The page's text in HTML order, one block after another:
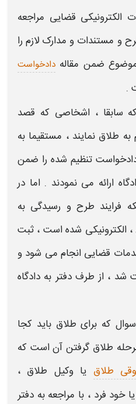
الکترونیکی قضایی مراجعه
و مستندات و مدارک لازم را
ضمن مقاله دادخواست
.
سابقا ، اشخاصی که قصد
به طلاقنمایند ، مستقیما به
تنظیم شده را ضمن
ارائه می نمودند . اما در
فرایند طرح و رسیدگی به
، الکترونیکی شده است ، ثبت
قضایی انجام می شود و
شد ، از طرف دفتر به دادگاه
که برای طلاق باید کجا
طلاق گرفتنآن است که
طلاق یا وکیل طلاق ،
فرد ، با مراجعه به دفتر